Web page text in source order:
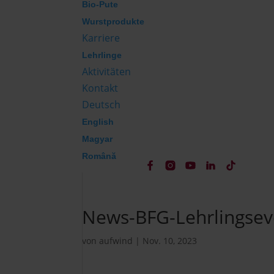
Bio-Pute
Wurstprodukte
Karriere
Lehrlinge
Aktivitäten
Kontakt
Deutsch
English
Magyar
Română
News-BFG-
von aufwind | Nov. 10, 2023